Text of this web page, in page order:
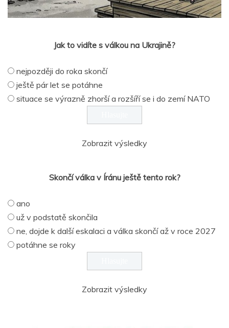
Jak to vidíte s válkou na Ukrajině?
nejpozději do roka skončí
ještě pár let se potáhne
situace se výrazně zhorší a rozšíří se i do zemí NATO
Zobrazit výsledky
Skončí válka v Íránu ještě tento rok?
ano
už v podstatě skončila
ne, dojde k další eskalaci a válka skončí až v roce 2027
potáhne se roky
Zobrazit výsledky